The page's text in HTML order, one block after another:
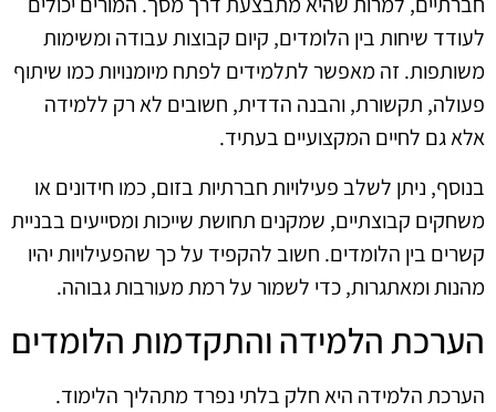
לעודד שיחות בין הלומדים, קיום קבוצות עבודה ומשימות
משותפות. זה מאפשר לתלמידים לפתח מיומנויות כמו שיתוף
פעולה, תקשורת, והבנה הדדית, חשובים לא רק ללמידה
אלא גם לחיים המקצועיים בעתיד.
בנוסף, ניתן לשלב פעילויות חברתיות בזום, כמו חידונים או
משחקים קבוצתיים, שמקנים תחושת שייכות ומסייעים בבניית
קשרים בין הלומדים. חשוב להקפיד על כך שהפעילויות יהיו
מהנות ומאתגרות, כדי לשמור על רמת מעורבות גבוהה.
הערכת הלמידה והתקדמות הלומדים
הערכת הלמידה היא חלק בלתי נפרד מתהליך הלימוד.